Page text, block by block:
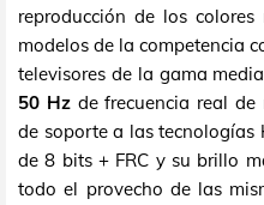
reproducción de los
modelos de la competencia
televisores de la gama
50 Hzde frecuencia real de
de soporte a las tecnologías
de 8 bits + FRC y su brillo
todo el provecho de las